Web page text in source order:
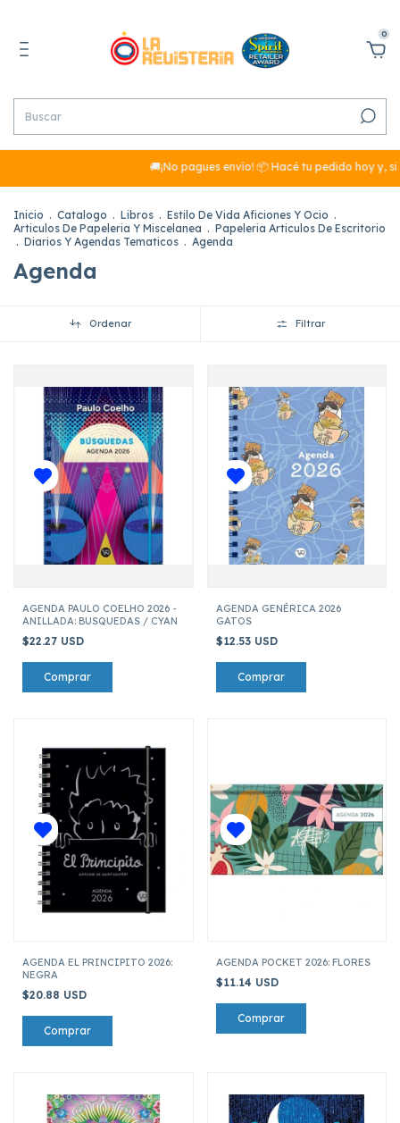
0
🚚¡No pagues envío! 📦 Hacé tu pedido hoy y, si
Inicio . Catalogo . Libros . Estilo De Vida Aficiones Y Ocio .
Articulos De Papeleria Y Miscelanea . Papeleria Articulos De Escritorio
. Diarios Y Agendas Tematicos . Agenda
Agenda
Ordenar Filtrar
AGENDA PAULO COELHO 2026 -
ANILLADA: BUSQUEDAS / CYAN
$22.27 USD
AGENDA GENÉRICA 2026
GATOS
$12.53 USD
AGENDA EL PRINCIPITO 2026:
NEGRA
$20.88 USD
AGENDA POCKET 2026: FLORES
$11.14 USD